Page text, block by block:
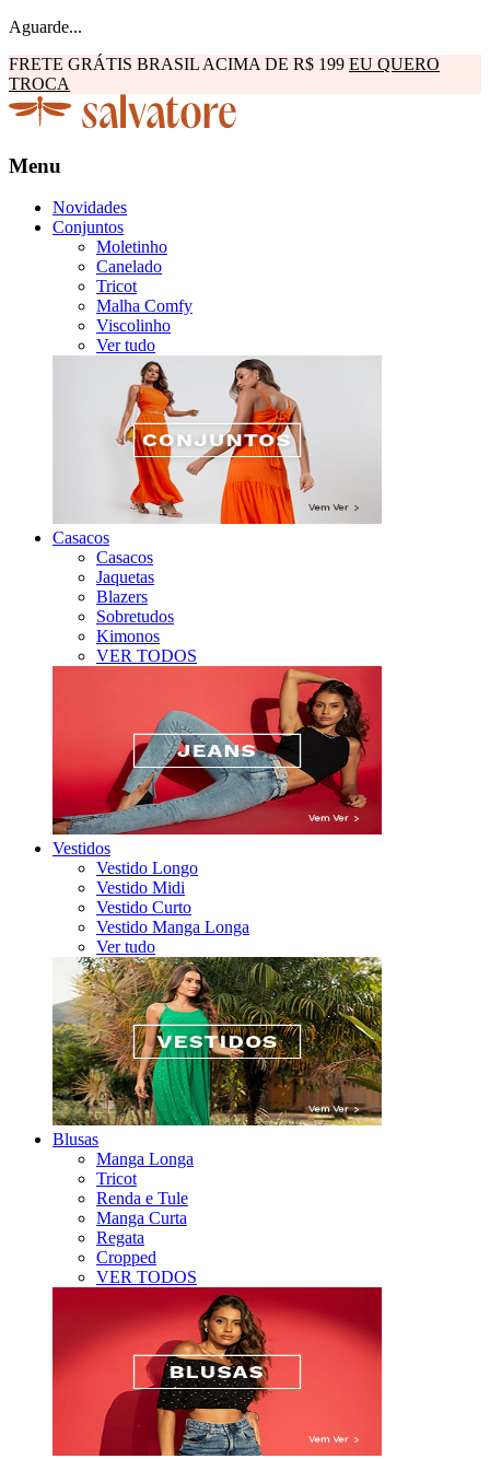
Aguarde...
FRETE GRÁTIS BRASIL ACIMA DE R$ 199 EU QUERO
TROCA
Menu
Novidades
Conjuntos
Moletinho
Canelado
Tricot
Malha Comfy
Viscolinho
Ver tudo
Casacos
Casacos
Jaquetas
Blazers
Sobretudos
Kimonos
VER TODOS
Vestidos
Vestido Longo
Vestido Midi
Vestido Curto
Vestido Manga Longa
Ver tudo
Blusas
Manga Longa
Tricot
Renda e Tule
Manga Curta
Regata
Cropped
VER TODOS